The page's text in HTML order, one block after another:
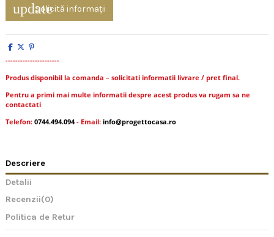
updateSolicită informații
----------------------
Produs disponibil la comanda – solicitati informatii livrare / pret final.
Pentru a primi mai multe informatii despre acest produs va rugam sa ne
contactati
Telefon: 0744.494.094- Email: info@progettocasa.ro
Descriere
Detalii
Recenzii(0)
Politica de Retur